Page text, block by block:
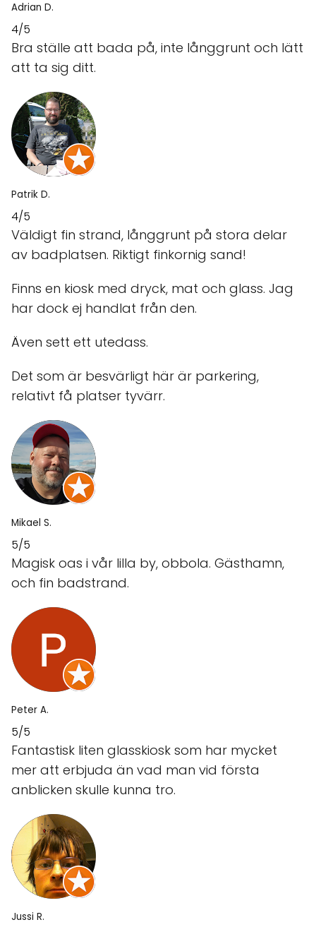
Adrian D.
4/5
Bra ställe att bada på, inte långgrunt och lätt
att ta sig ditt.
Patrik D.
4/5
Väldigt fin strand, långgrunt på stora delar
av badplatsen. Riktigt finkornig sand!
Finns en kiosk med dryck, mat och glass. Jag
har dock ej handlat från den.
Även sett ett utedass.
Det som är besvärligt här är parkering,
relativt få platser tyvärr.
Mikael S.
5/5
Magisk oas i vår lilla by, obbola. Gästhamn,
och fin badstrand.
Peter A.
5/5
Fantastisk liten glasskiosk som har mycket
mer att erbjuda än vad man vid första
anblicken skulle kunna tro.
Jussi R.